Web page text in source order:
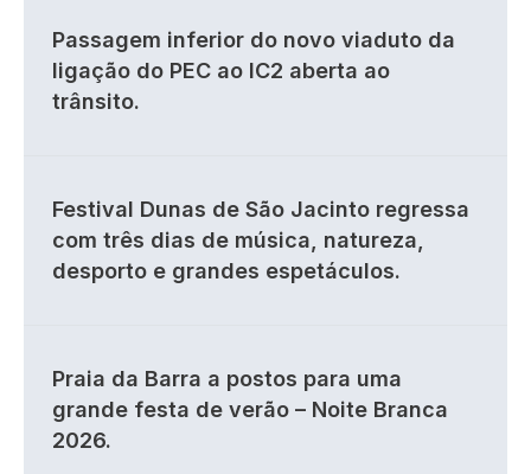
Passagem inferior do novo viaduto da
ligação do PEC ao IC2 aberta ao
trânsito.
Festival Dunas de São Jacinto regressa
com três dias de música, natureza,
desporto e grandes espetáculos.
Praia da Barra a postos para uma
grande festa de verão – Noite Branca
2026.